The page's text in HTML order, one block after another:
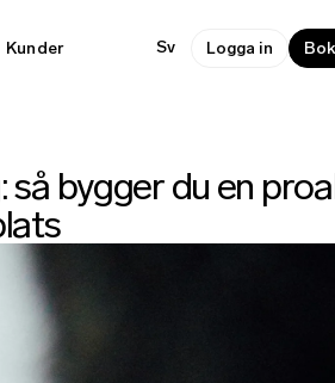
Kunder Sv Logga in
bygger du en